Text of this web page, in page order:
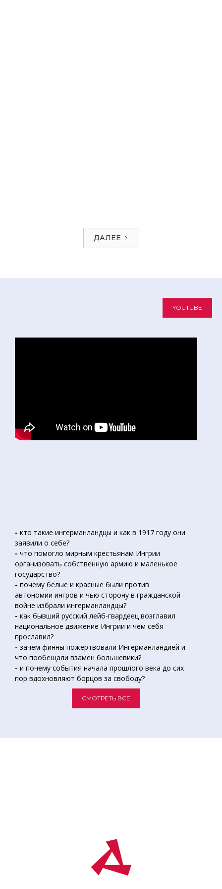
ДАЛЕЕ
YOUTUBE
- кто такие ингерманландцы и как в 1917 году они
заявили о себе?
- что помогло мирным крестьянам Ингрии
организовать собственную армию и маленькое
государство?
- почему белые и красные были против
автономии ингров и чью сторону в гражданской
войне избрали ингерманландцы?
- как бывший русский лейб-гвардеец возглавил
национальное движение Ингрии и чем себя
прославил?
- зачем финны пожертвовали Ингерманландией и
что пообещали взамен большевики?
- и почему события начала прошлого века до сих
пор вдохновляют борцов за свободу?
СМОТРЕТЬ ВСЕ